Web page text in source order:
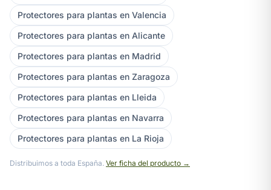
Protectores para plantas en Valencia
Protectores para plantas en Alicante
Protectores para plantas en Madrid
Protectores para plantas en Zaragoza
Protectores para plantas en Lleida
Protectores para plantas en Navarra
Protectores para plantas en La Rioja
Distribuimos a toda España. Ver ficha del producto →